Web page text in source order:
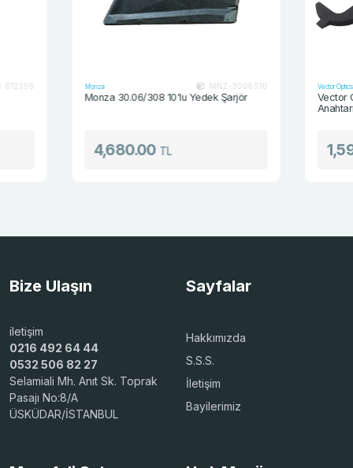
MNZ-3006S10
Monza 30.06/308 10'lu Yedek Şarjör
4,680.00TL
Vector Optics
1,598.00
Bize Ulaşın
iletişim
0216 492 64 44
0532 506 82 27
Selamiali Mh. Anıt Sk. Toprak
Pasajı No:8/A
ÜSKÜDAR/İSTANBUL
Sayfalar
Hakkımızda
S.S.S.
İletişim
Bayilerimiz